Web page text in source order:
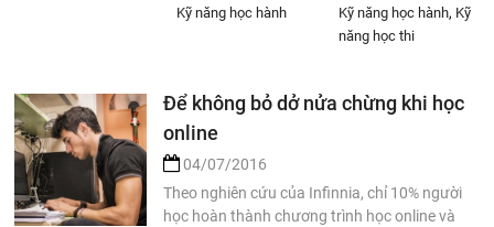
Kỹ năng học hành
Kỹ năng học hành, Kỹ
năng học thi
Để không bỏ dở nửa chừng khi học
online
04/07/2016
Theo nghiên cứu của Infinnia, chỉ 10% người
học hoàn thành chương trình học online và